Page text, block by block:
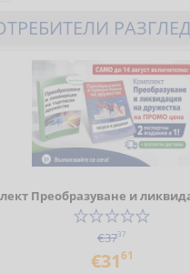
Преобразуване и
€3737
€3161